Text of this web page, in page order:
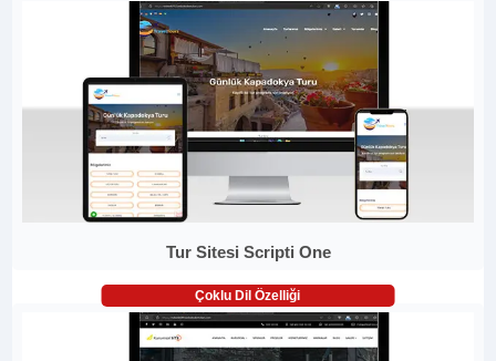
Tur Sitesi Scripti One
Çoklu Dil Özelliği